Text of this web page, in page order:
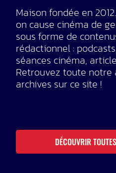
Maison fondée en
on cause cinéma de
sous forme de
rédactionnel :
séances cinéma,
Retrouvez toute notre
archives sur ce site !
DÉCOUVRIR